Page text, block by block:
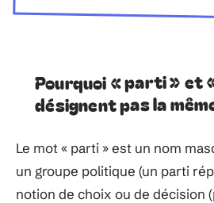
Pourquoi « parti » et
désignent pas la
Le mot « parti » est un nom
un groupe politique (un parti
notion de choix ou de décision